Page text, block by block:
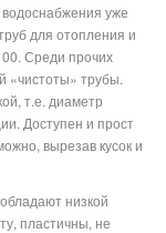
уже
для отопления и
Среди прочих
«чистоты» трубы.
т.е. диаметр
Доступен и прост
вырезав кусок и
низкой
пластичны, не